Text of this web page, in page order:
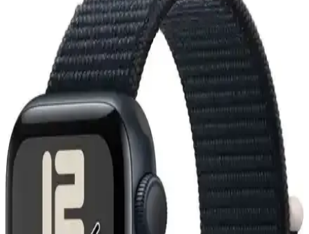
Apple Watch ve iPhone Uyumlu En Güncel
Modeller ve Teknolojik Gelişmeler
Apple Watch ve iPhone uyumu, en yeni modeller ve iOS
güncellemeleriyle gelişiyor. Sağlık, performans ve entegrasyon
özellikleriyle günlük yaşamı kolaylaştıran çözümler sunuyor.
Apple Watch 49mm Naylon Kordon Seçenekleri:
Hafiflik ve Dayanıklılık Bir Arada
Apple Watch 49mm modeli için hafif ve dayanıklı naylon kordonlar,
çeşitli renk ve tasarım seçenekleriyle kişisel tarzınıza uygun, bakım
ve kullanım kolaylığı sağlayan ideal aksesuarlar sunar.
Apple Watch Uyumlu Naylon Kordon Seri 1-9 Ultra
ve Trail Modelleri 42-49mm